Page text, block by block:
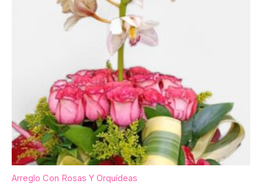
Arreglo Con Rosas Y Orquídeas